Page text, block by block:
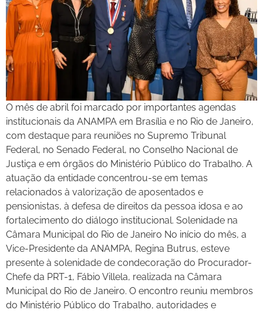
O mês de abril foi marcado por importantes agendas
institucionais da ANAMPA em Brasília e no Rio de Janeiro,
com destaque para reuniões no Supremo Tribunal
Federal, no Senado Federal, no Conselho Nacional de
Justiça e em órgãos do Ministério Público do Trabalho. A
atuação da entidade concentrou-se em temas
relacionados à valorização de aposentados e
pensionistas, à defesa de direitos da pessoa idosa e ao
fortalecimento do diálogo institucional. Solenidade na
Câmara Municipal do Rio de Janeiro No início do mês, a
Vice-Presidente da ANAMPA, Regina Butrus, esteve
presente à solenidade de condecoração do Procurador-
Chefe da PRT-1, Fábio Villela, realizada na Câmara
Municipal do Rio de Janeiro. O encontro reuniu membros
do Ministério Público do Trabalho, autoridades e